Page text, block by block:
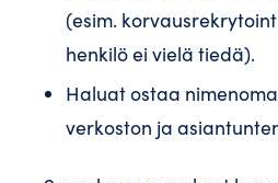
(esim.
henkilö ei vielä tiedä).
Haluat ostaa
verkoston ja